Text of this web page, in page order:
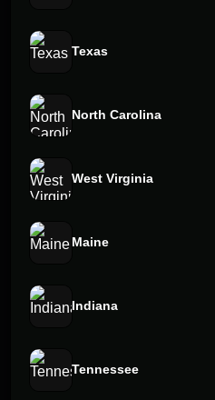
Texas
North Carolina
West Virginia
Maine
Indiana
Tennessee